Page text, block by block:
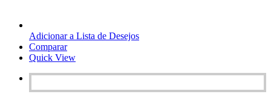
Adicionar a Lista de Desejos
Comparar
Quick View